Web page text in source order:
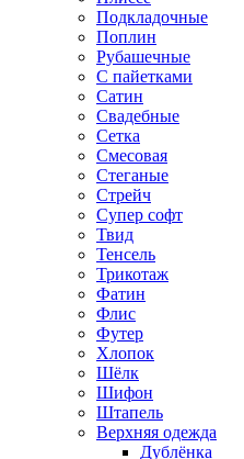
Подкладочные
Поплин
Рубашечные
С пайетками
Сатин
Свадебные
Сетка
Смесовая
Стеганые
Стрейч
Супер софт
Твид
Тенсель
Трикотаж
Фатин
Флис
Футер
Хлопок
Шёлк
Шифон
Штапель
Верхняя одежда
Дублёнка